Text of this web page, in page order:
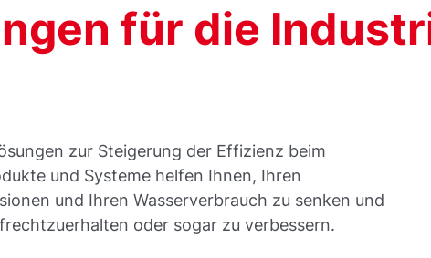
für die
zur Steigerung der Effizienz beim
und Systeme helfen Ihnen, Ihren
und Ihren Wasserverbrauch zu senken und
oder sogar zu verbessern.